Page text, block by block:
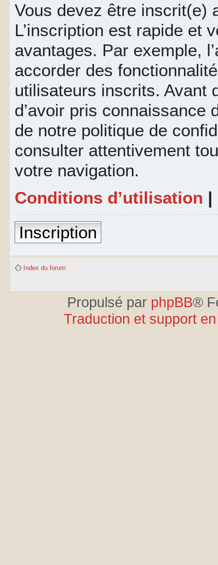
Vous devez être inscrit(e)
L’inscription est rapide et
avantages. Par exemple,
accorder des
utilisateurs inscrits. Avant
d’avoir pris connaissance
de notre politique de
consulter attentivement
votre navigation.
Conditions d’utilisation |
Inscription
Index du forum
Propulsé par phpBB®
Traduction et support